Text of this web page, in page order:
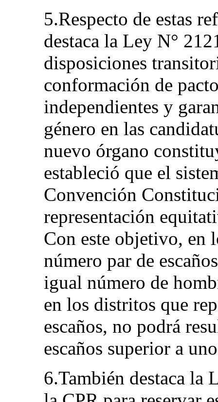
5.Respecto de estas
destaca la Ley N°
disposiciones
conformación de
independientes y
género en las
nuevo órgano
estableció que el
Convención
representación
Con este objetivo, en
número par de
igual número de
en los distritos que
escaños, no podrá
escaños superior a
6.También destaca la